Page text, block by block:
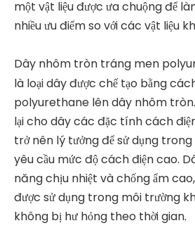
một vật liệu được ưa chuộng để
nhiều ưu điểm so với các vật liệu
Dây nhôm tròn tráng men
là loại dây được chế tạo bằng
polyurethane lên dây nhôm
lại cho dây các đặc tính cách
trở nên lý tưởng để sử dụng
yêu cầu mức độ cách điện cao.
năng chịu nhiệt và chống ẩm
được sử dụng trong môi trường
không bị hư hỏng theo thời gian.